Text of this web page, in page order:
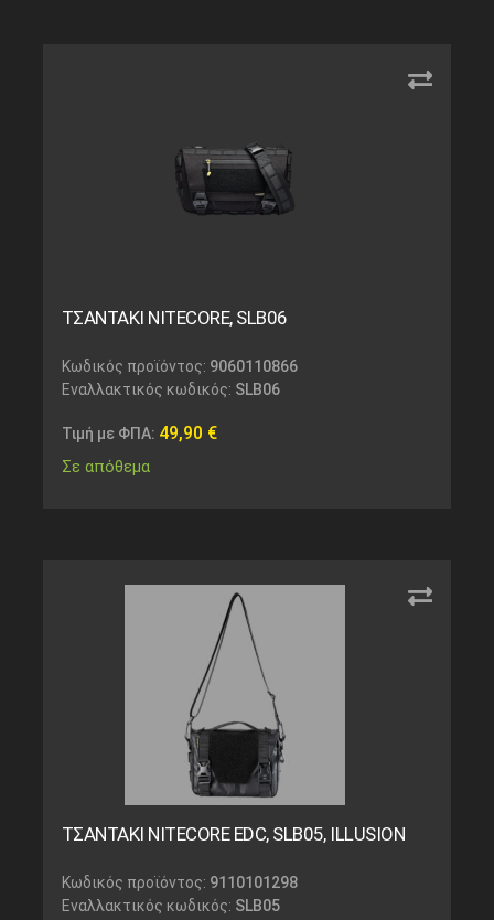
ΤΣΑΝΤΑΚΙ NITECORE, SLB06
Κωδικός προϊόντος: 9060110866
Εναλλακτικός κωδικός: SLB06
Τιμή με ΦΠΑ: 49,90 €
Σε απόθεμα
ΤΣΑΝΤΑΚΙ NITECORE EDC, SLB05, ILLUSION
Κωδικός προϊόντος: 9110101298
Εναλλακτικός κωδικός: SLB05